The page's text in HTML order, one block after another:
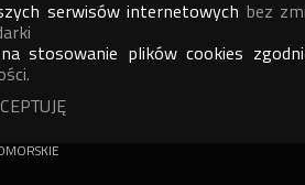
serwisów internetowych bez
stosowanie plików cookies